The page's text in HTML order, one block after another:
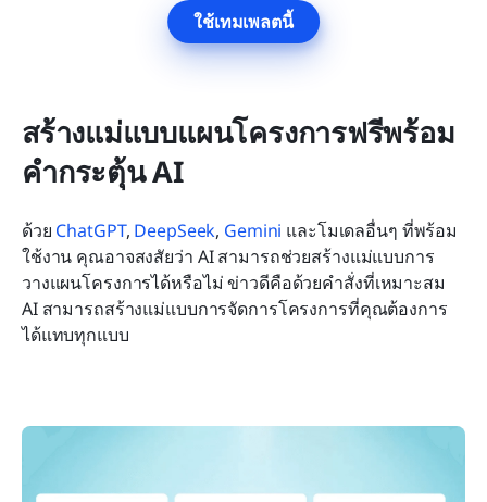
ใช้เทมเพลตนี้
สร้างแม่แบบแผนโครงการฟรีพร้อม
คำกระตุ้น AI
ด้วย ChatGPT, DeepSeek, Gemini และโมเดลอื่นๆ ที่พร้อม
ใช้งาน คุณอาจสงสัยว่า AI สามารถช่วยสร้างแม่แบบการ
วางแผนโครงการได้หรือไม่ ข่าวดีคือด้วยคำสั่งที่เหมาะสม
AI สามารถสร้างแม่แบบการจัดการโครงการที่คุณต้องการ
ได้แทบทุกแบบ